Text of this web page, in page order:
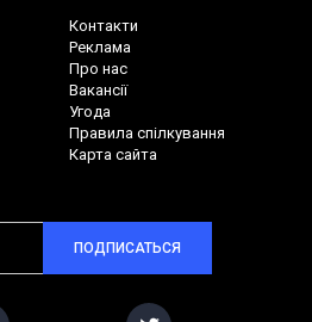
Контакти
Реклама
Про нас
Вакансії
Угода
Правила спілкування
Карта сайта
ПОДПИСАТЬСЯ